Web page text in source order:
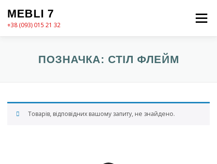
вмісту
MEBLI 7
+38 (093) 015 21 32
Меню
MEBLI7 КАТАЛОГ ПРО НАС КОШИК
ПОЗНАЧКА: СТІЛ ФЛЕЙМ
Товарів, відповідних вашому запиту, не знайдено.